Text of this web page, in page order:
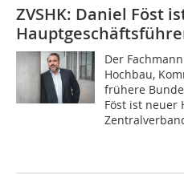
ZVSHK: Daniel Föst
Der
Hochbau,
frühere
Föst ist neuer